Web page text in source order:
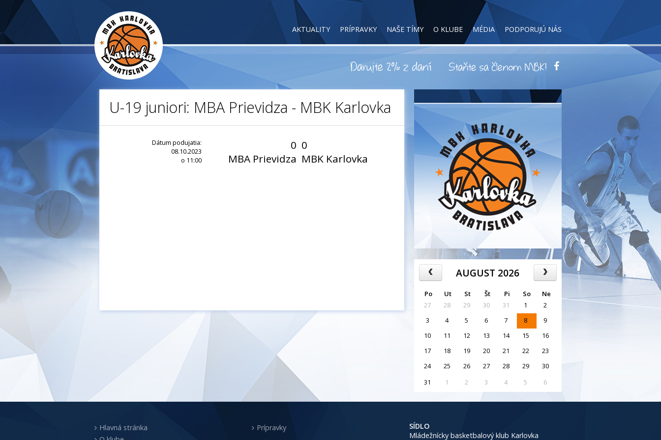
AKTUALITY PRÍPRAVKY NAŠE TÍMY O KLUBE MÉDIA PODPORUJÚ NÁS
U-19 juniori: MBA Prievidza - MBK Karlovka
Dátum podujatia:
08.10.2023
o 11:00
0
MBA Prievidza
0
MBK Karlovka
AUGUST 2026
Po Ut St Št Pi So
Ne
27
28 29 30 31 1
2
3
4 5 6 7 8
9
10
11 12 13 14 15
16
17
18 19 20 21 22
23
24
25 26 27 28 29
30
31
1 2 3 4 5 6
Hlavná stránka
Prípravky
SÍDLO
Mládežnícky basketbalový klub Karlovka